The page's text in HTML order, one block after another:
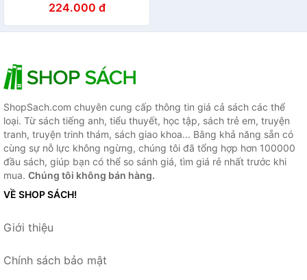
224.000 đ
ShopSach.com chuyên cung cấp thông tin giá cả sách các thể
loại. Từ sách tiếng anh, tiểu thuyết, học tập, sách trẻ em, truyện
tranh, truyện trinh thám, sách giao khoa... Bằng khả năng sẵn có
cùng sự nỗ lực không ngừng, chúng tôi đã tổng hợp hơn 100000
đầu sách, giúp bạn có thể so sánh giá, tìm giá rẻ nhất trước khi
mua. Chúng tôi không bán hàng.
VỀ SHOP SÁCH!
Giới thiệu
Chính sách bảo mật